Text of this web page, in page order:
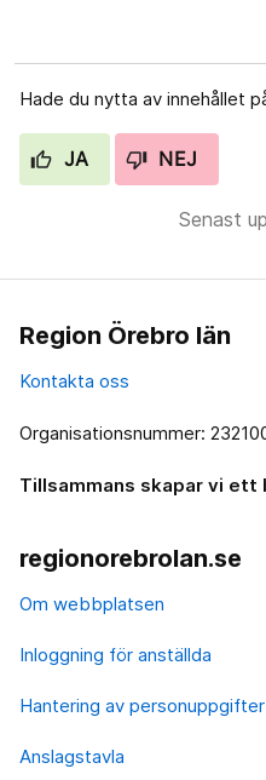
Hade du nytta av innehållet
JA NEJ
Senast
Region Örebro län
Kontakta oss
Organisationsnummer:
Tillsammans skapar vi
regionorebrolan.se
Om webbplatsen
Inloggning för anställda
Hantering av personuppgifter
Anslagstavla